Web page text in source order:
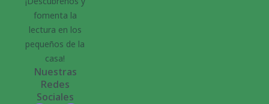
fomenta la
lectura en los
pequeños de la
casa!
Nuestras
Redes
Sociales